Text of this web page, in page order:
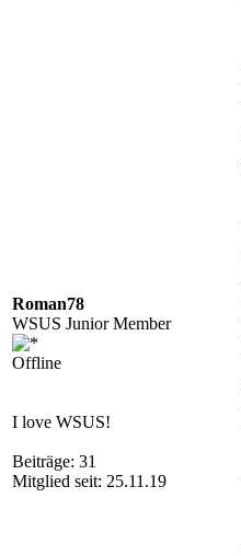
Roman78
WSUS Junior Member
Offline
I love WSUS!
Beiträge: 31
Mitglied seit: 25.11.19